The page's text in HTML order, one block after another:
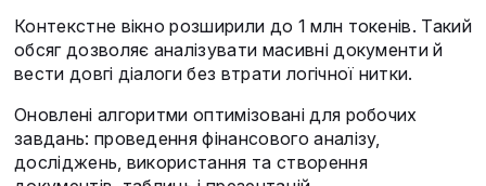
Контекстне вікно розширили до 1 млн токенів. Такий
обсяг дозволяє аналізувати масивні документи й
вести довгі діалоги без втрати логічної нитки.
Оновлені алгоритми оптимізовані для робочих
завдань: проведення фінансового аналізу,
досліджень, використання та створення